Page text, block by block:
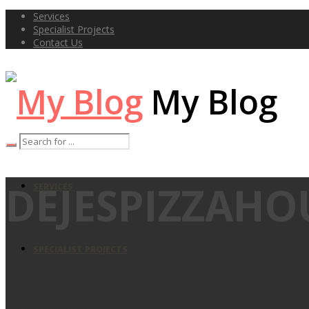
Services
Specialist Projects
Contact Us
My Blog